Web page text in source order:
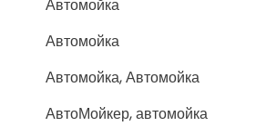
Автомойка
Автомойка
Автомойка, Автомойка
АвтоМойкер, автомойка